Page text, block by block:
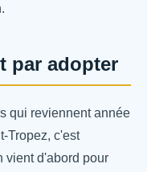
par adopter
qui reviennent année
Tropez, c'est
vient d'abord pour